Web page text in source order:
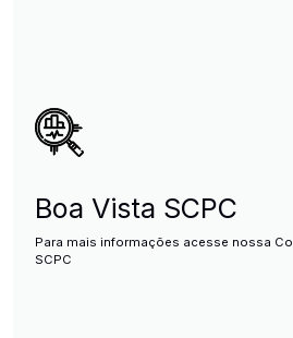
Boa Vista SCPC
Para mais informações acesse nossa
SCPC